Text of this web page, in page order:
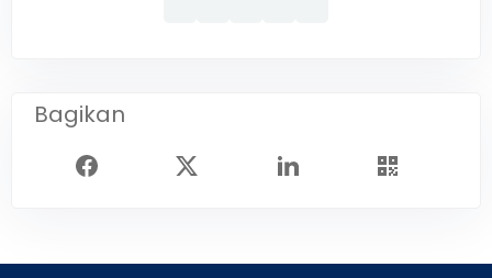
Bagikan